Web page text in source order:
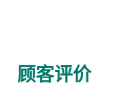
顾客评价